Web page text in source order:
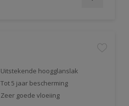
Uitstekende hoogglanslak
Tot 5 jaar bescherming
Zeer goede vloeiing